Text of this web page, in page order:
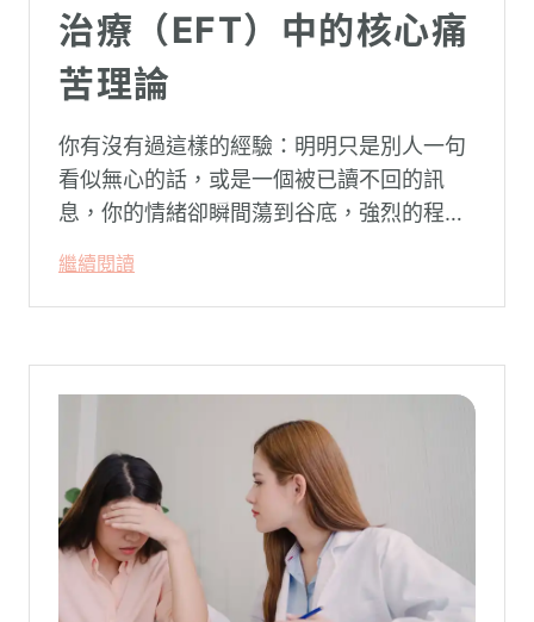
治療（EFT）中的核心痛
苦理論
你有沒有過這樣的經驗：明明只是別人一句
看似無心的話，或是一個被已讀不回的訊
息，你的情緒卻瞬間蕩到谷底，強烈的程度
怪：「事情真的有這麼嚴重嗎？」
繼續閱讀